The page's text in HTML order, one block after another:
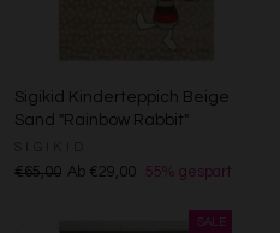
Sigikid Kinderteppich Beige
Sand "Rainbow Rabbit"
€65,00 Ab €29,00 55% gespart